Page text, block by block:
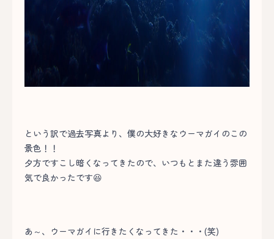
という訳で過去写真より、僕の大好きなウーマガイのこの
景色！！
夕方ですこし暗くなってきたので、いつもとまた違う雰囲
気で良かったです😆
あ～、ウーマガイに行きたくなってきた・・・(笑)